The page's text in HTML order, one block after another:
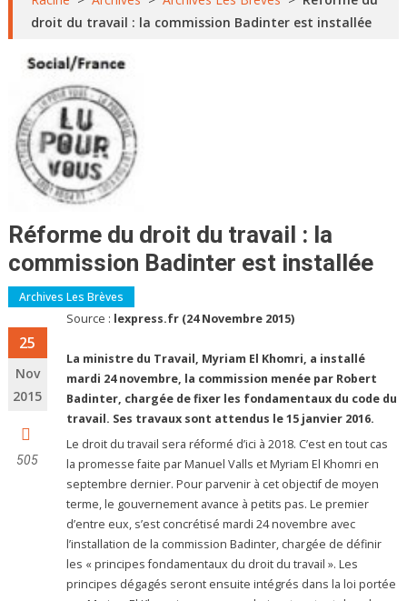
droit du travail : la commission Badinter est installée
Réforme du droit du travail : la
commission Badinter est installée
Archives Les Brèves
25
Nov
2015
505
Source : lexpress.fr (24 Novembre 2015)
La ministre du Travail, Myriam El Khomri, a installé
mardi 24 novembre, la commission menée par Robert
Badinter, chargée de fixer les fondamentaux du code du
travail. Ses travaux sont attendus le 15 janvier 2016.
Le droit du travail sera réformé d’ici à 2018. C’est en tout cas
la promesse faite par Manuel Valls et Myriam El Khomri en
septembre dernier. Pour parvenir à cet objectif de moyen
terme, le gouvernement avance à petits pas. Le premier
d’entre eux, s’est concrétisé mardi 24 novembre avec
l’installation de la commission Badinter, chargée de définir
les « principes fondamentaux du droit du travail ». Les
principes dégagés seront ensuite intégrés dans la loi portée